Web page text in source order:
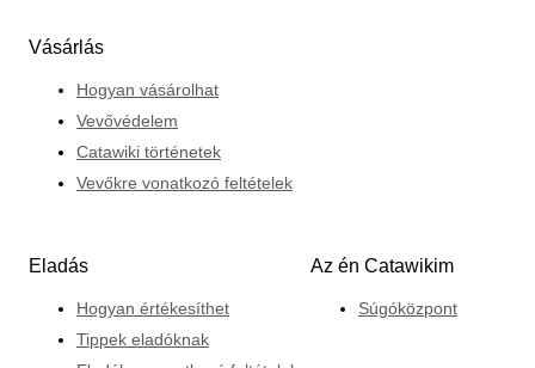
Vásárlás
Hogyan vásárolhat
Vevővédelem
Catawiki történetek
Vevőkre vonatkozó feltételek
Eladás
Hogyan értékesíthet
Tippek eladóknak
Az én Catawikim
Súgóközpont